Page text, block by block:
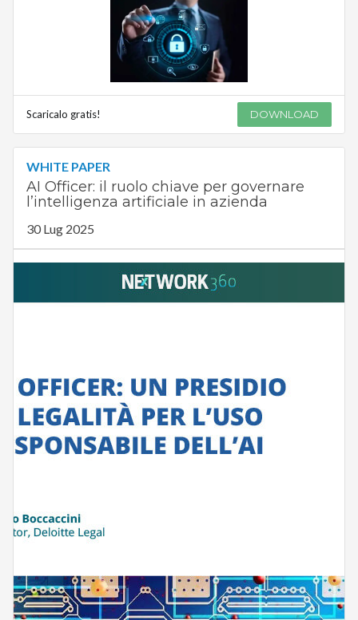
Scaricalo gratis! DOWNLOAD
WHITE PAPER
AI Officer: il ruolo chiave per governare
l’intelligenza artificiale in azienda
30 Lug 2025